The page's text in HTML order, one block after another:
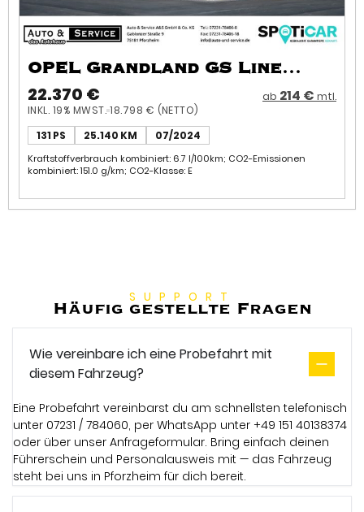
OPEL Grandland GS Line
22.370 € ab 214 € mtl.
INKL. 19% MWST. 18.798 € (NETTO)
131 PS
25.140 KM 07/2024
Kraftstoffverbrauch kombiniert: 6.7 l/100km; CO2-Emissionen
kombiniert: 151.0 g/km; CO2-Klasse: E
SUPPORT
Häufig gestellte Fragen
Wie vereinbare ich eine Probefahrt mit
diesem Fahrzeug?
Eine Probefahrt vereinbarst du am schnellsten telefonisch
unter 07231 / 784060, per WhatsApp unter +49 151 40138374
oder über unser Anfrageformular. Bring einfach deinen
Führerschein und Personalausweis mit — das Fahrzeug
steht bei uns in Pforzheim für dich bereit.